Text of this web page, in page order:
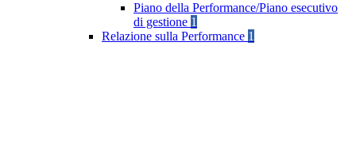
Piano della Performance/Piano esecutivo
di gestione 1
Relazione sulla Performance 1